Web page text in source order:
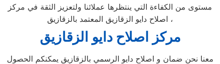
مستوى من الكفاءة التي ينتظرها عملائنا ولتعزيز الثقة في مركز
اصلاح دايو الزقازيق المعتمد بالزقازيق ،
مركز اصلاح دايو الزقازيق
معنا نحن ضمان و اصلاح دايو الرسمي بالزقازيق يمكنكم الحصول